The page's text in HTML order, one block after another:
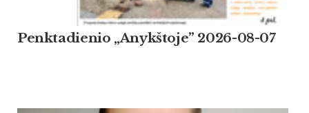
Penktadienio „Anykštoje” 2026-08-07